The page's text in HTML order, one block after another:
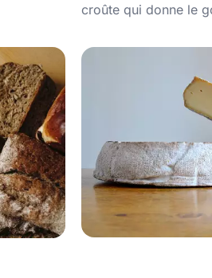
croûte qui donne le